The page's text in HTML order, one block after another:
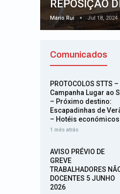
REPOSIÇÃO
Mário Rui Jul 18, 2024
Comunicados
PROTOCOLOS STTS –
Campanha Lugar ao
– Próximo destino:
Escapadinhas de
– Hotéis económicos
1 mês atrás
AVISO PRÉVIO DE
GREVE
TRABALHADORES
DOCENTES 5 JUNHO
2026